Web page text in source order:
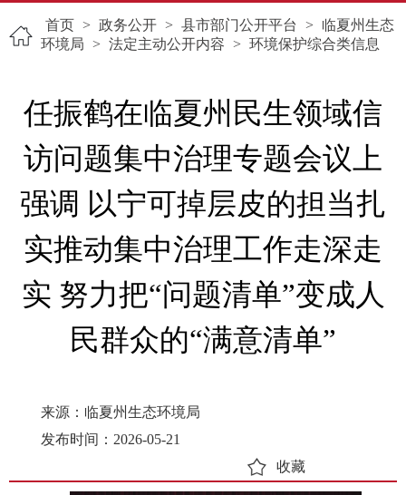
首页 > 政务公开 > 县市部门公开平台 > 临夏州生态
环境局 > 法定主动公开内容 > 环境保护综合类信息
任振鹤在临夏州民生领域信
访问题集中治理专题会议上
强调 以宁可掉层皮的担当扎
实推动集中治理工作走深走
实 努力把“问题清单”变成人
民群众的“满意清单”
来源：临夏州生态环境局
发布时间：2026-05-21
收藏